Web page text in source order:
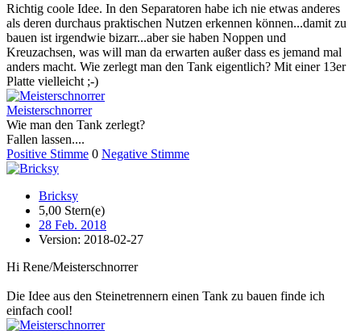
Richtig coole Idee. In den Separatoren habe ich nie etwas anderes
als deren durchaus praktischen Nutzen erkennen können...damit zu
bauen ist irgendwie bizarr...aber sie haben Noppen und
Kreuzachsen, was will man da erwarten außer dass es jemand mal
anders macht. Wie zerlegt man den Tank eigentlich? Mit einer 13er
Platte vielleicht ;-)
Meisterschnorrer
Wie man den Tank zerlegt?
Fallen lassen....
Positive Stimme 0 Negative Stimme
Bricksy
5,00 Stern(e)
28 Feb. 2018
Version: 2018-02-27
Hi Rene/Meisterschnorrer
Die Idee aus den Steinetrennern einen Tank zu bauen finde ich
einfach cool!